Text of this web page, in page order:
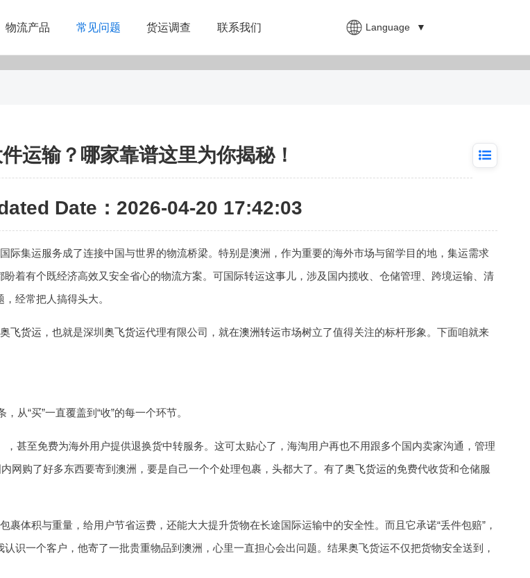
物流产品 常见问题 货运调查 联系我们 Language ▼
运输？哪家靠谱这里为你揭秘！
Date：2026-04-20 17:42:03
集运服务成了连接中国与世界的物流桥梁。特别是澳洲，作为重要的海外市场与留学目的地，集运需求
着有个既经济高效又安全省心的物流方案。可国际转运这事儿，涉及国内揽收、仓储管理、跨境运输、清
经常把人搞得头大。
奥飞货运 ，也就是深圳 奥飞货运代理有限公司，就在澳洲转运市场树立了值得关注的标杆形象。下面咱就来
，从“买”一直覆盖到“收”的每一个环节。
甚至免费为海外用户提供退换货中转服务。这可太贴心了，海淘用户再也不用跟多个国内卖家沟通，管理
网购了好多东西要寄到澳洲，要是自己一个个处理包裹，头都大了。有了奥飞货运的免费代收货和仓储服
体积与重量，给用户节省运费，还能大大提升货物在长途国际运输中的安全性。而且它承诺“丢件包赔”，
识一个客户，他寄了一批贵重物品到澳洲，心里一直担心会出问题。结果奥飞货运不仅把货物安全送到，